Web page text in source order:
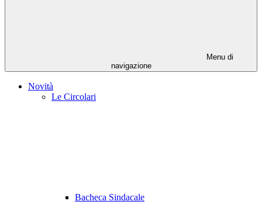
Menu di
navigazione
Novità
Le Circolari
Bacheca Sindacale